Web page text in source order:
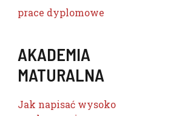
prace dyplomowe
AKADEMIA
MATURALNA
Jak napisać wysoko